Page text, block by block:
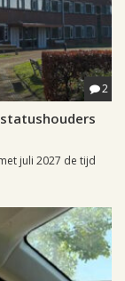
2
juli 2027 de tijd